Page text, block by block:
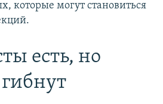
которые могут становиться
есть, но